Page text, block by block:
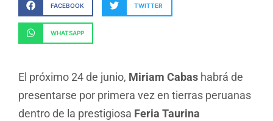
FACEBOOK TWITTER
WHATSAPP
El próximo 24 de junio, Miriam Cabas habrá de
presentarse por primera vez en tierras peruanas
dentro de la prestigiosa Feria Taurina